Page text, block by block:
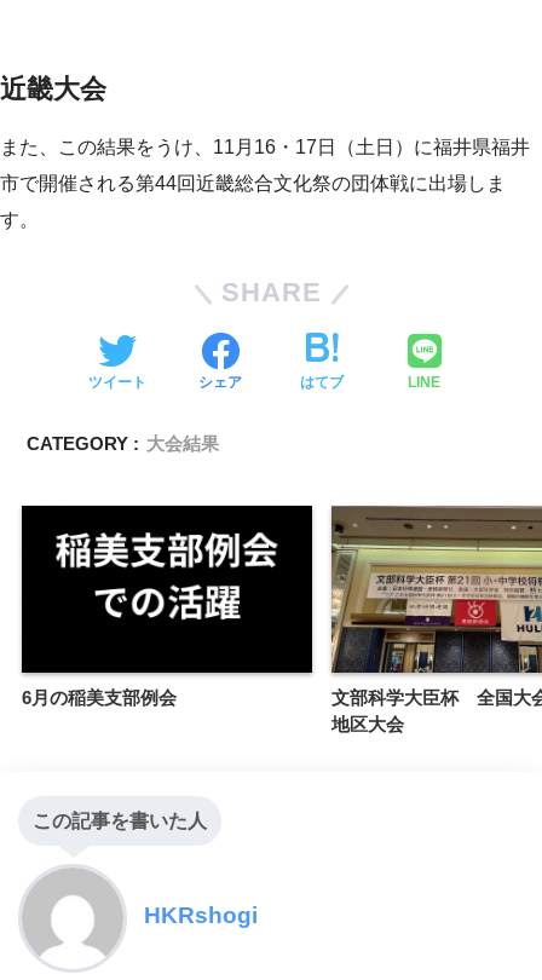
近畿大会
また、この結果をうけ、11月16・17日（土日）に福井県福井
市で開催される第44回近畿総合文化祭の団体戦に出場しま
す。
SHARE
ツイート シェア はてブ LINE
CATEGORY : 大会結果
6月の稲美支部例会
文部科学大臣杯 全国大
地区大会
この記事を書いた人
HKRshogi